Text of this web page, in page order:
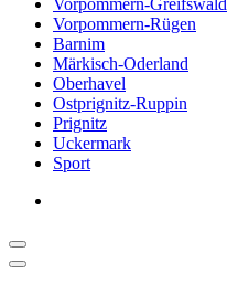
Vorpommern-Rügen
Barnim
Märkisch-Oderland
Oberhavel
Ostprignitz-Ruppin
Prignitz
Uckermark
Sport